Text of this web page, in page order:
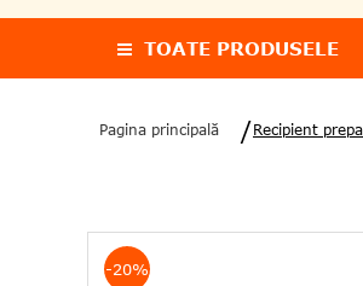
TOATE PRODUSELE
Pagina principală Recipient
-20%